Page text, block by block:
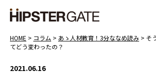
HOME > コラム > あゝ人材教育！3分ななめ読み > そ
てどう変わったの？
2021.06.16